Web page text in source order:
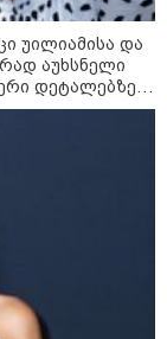
ვარ..
შეყვარებული
- გაიცანით
ქართულ
ბიჭი
ს
პაკეტი
უილიამისა და
აუხსნელი
დეტალებზე